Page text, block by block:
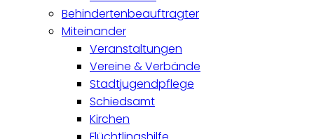
Behindertenbeauftragter
Miteinander
Veranstaltungen
Vereine & Verbände
Stadtjugendpflege
Schiedsamt
Kirchen